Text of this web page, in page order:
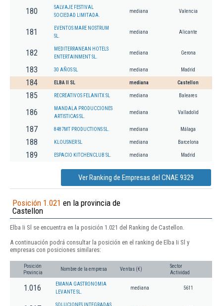
180
SALVAJE FESTIVAL
SOCIEDAD LIMITADA.
mediana Valencia
181
EVENTOS MARE NOSTRUM
SL.
mediana Alicante
182
MEDITERRANEAN HOTELS
ENTERTAINMENT SL.
mediana Gerona
183 30 AÑOS SL mediana Madrid
184 ELBA II SL mediana Castellon
185 RECREATIVOS FELANITX SL mediana Baleares
186
MANDALA PRODUCCIONES
ARTISTICAS SL.
mediana Valladolid
187 8487MT PRODUCTIONS SL. mediana Málaga
188 KLOUSNER SL mediana Barcelona
189 ESPACIO KITCHENCLUB SL. mediana Madrid
Ver Ranking de Empresas del CNAE 9329
Posición 1.021 en la provincia de
Castellon
Elba Ii Sl se encuentra en la posición 1.021 del Ranking de Castellon.
A continuación podrá consultar la posición en el ranking de Elba Ii Sl y
empresas con posiciones similares:
Posición
Provincia
Nombre de la empresa Ventas (€)
Sector
Actividad
1.016
EMANA GASTRONOMIA
LEVANTE SL.
mediana 5611